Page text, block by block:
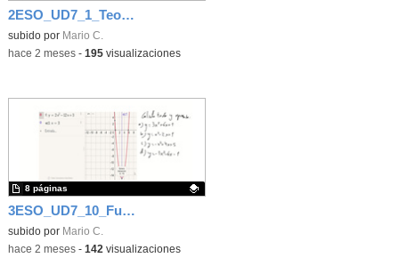
2ESO_UD7_1_Teorema de Pitágoras
Contenido educativo.
subido por Mario C.
-hace 2 meses- 195visualizaciones
3ESO_UD7_10_Función cuadrática
Contenido educativo.
subido por Mario C.
8 páginas
-hace 2 meses- 142 visualizaciones